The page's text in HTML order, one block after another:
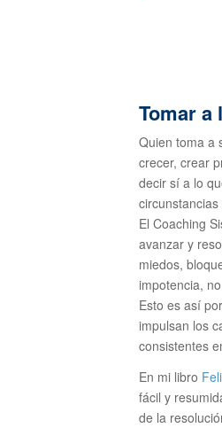
Tomar a
Quien toma a
crecer, crear
decir sí a lo
El Coaching
avanzar y
miedos,
impotencia,
Esto es así
impulsan los
consistentes
En mi libro
fácil y
de la